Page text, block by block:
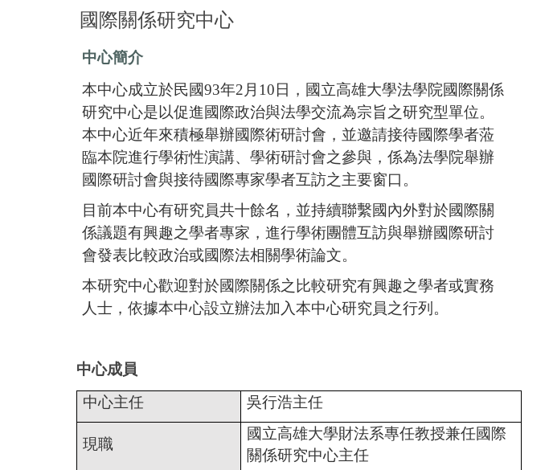
國際關係研究中心
中心簡介
本中心成立於民國93年2月10日，國立高雄大學法學院國際關係
研究中心是以促進國際政治與法學交流為宗旨之研究型單位。
本中心近年來積極舉辦國際術研討會，並邀請接待國際學者蒞
臨本院進行學術性演講、學術研討會之參與，係為法學院舉辦
國際研討會與接待國際專家學者互訪之主要窗口。
目前本中心有研究員共十餘名，並持續聯繫國內外對於國際關
係議題有興趣之學者專家，進行學術團體互訪與舉辦國際研討
會發表比較政治或國際法相關學術論文。
本研究中心歡迎對於國際關係之比較研究有興趣之學者或實務
人士，依據本中心設立辦法加入本中心研究員之行列。
中心成員
中心主任
吳行浩主任
現職
國立高雄大學財法系專任教授兼任國際
關係研究中心主任